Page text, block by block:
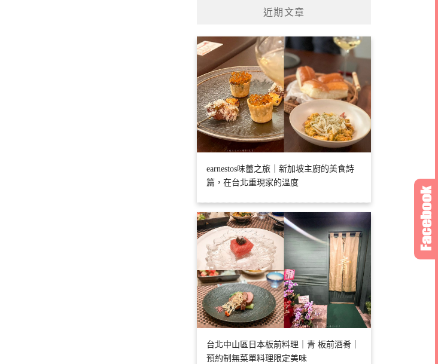
近期文章
earnestos味蕾之旅｜新加坡主廚的美食詩
篇，在台北重現家的溫度
台北中山區日本板前料理｜青 板前酒肴｜
預約制無菜單料理限定美味